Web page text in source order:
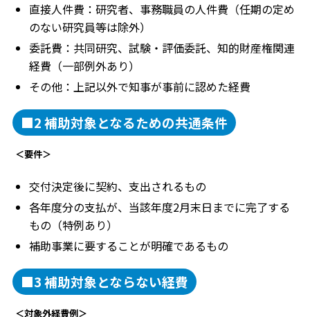
直接人件費：研究者、事務職員の人件費（任期の定め
のない研究員等は除外）
委託費：共同研究、試験・評価委託、知的財産権関連
経費（一部例外あり）
その他：上記以外で知事が事前に認めた経費
■2 補助対象となるための共通条件
＜要件＞
交付決定後に契約、支出されるもの
各年度分の支払が、当該年度2月末日までに完了する
もの（特例あり）
補助事業に要することが明確であるもの
■3 補助対象とならない経費
＜対象外経費例＞